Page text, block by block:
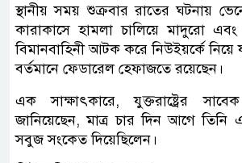
স্থানীয় সময় শুক্রবার রাতের ঘটনায়
কারাকাসে হামলা চালিয়ে মাদুরো এবং
বিমানবাহিনী আটক করে নিউইয়র্কে নিয়ে
বর্তমানে ফেডারেল হেফাজতে রয়েছেন।
এক সাক্ষাৎকারে, যুক্তরাষ্ট্রের সাবেক
জানিয়েছেন, মাত্র চার দিন আগে তিনি
সবুজ সংকেত দিয়েছিলেন।